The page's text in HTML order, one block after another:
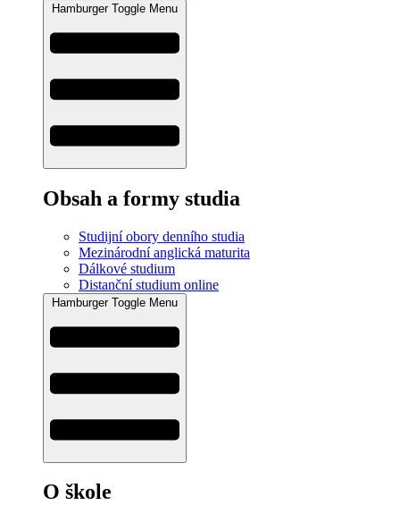
Hamburger Toggle Menu
Obsah a formy studia
Studijní obory denního studia
Mezinárodní anglická maturita
Dálkové studium
Distanční studium online
Hamburger Toggle Menu
O škole